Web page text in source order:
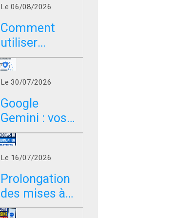
Le 06/08/2026
Comment
utiliser
Google sans
les résumés
IA dans
Chrome, Edge
et Firefox ?
Le 30/07/2026
Google
Gemini : vos
photos,
vidéos et
messages
peuvent-ils
servir à
entraîner l’IA
Le 16/07/2026
Prolongation
des mises à
jour de